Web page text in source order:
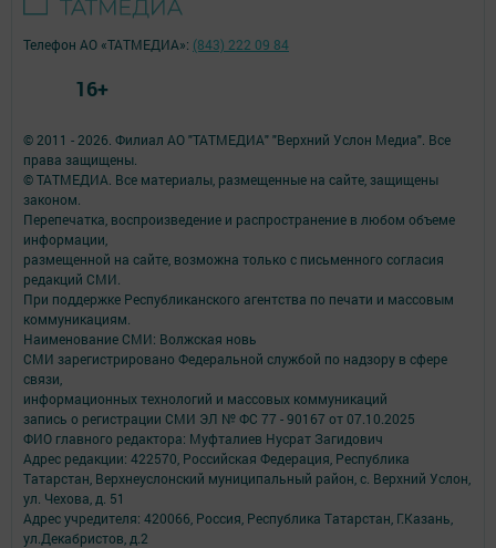
© 2011 - 2026. Филиал АО "ТАТМЕДИА" "Верхний Услон Медиа". Все
права защищены.
© ТАТМЕДИА. Все материалы, размещенные на сайте, защищены
законом.
Перепечатка, воспроизведение и распространение в любом объеме
информации,
размещенной на сайте, возможна только с письменного согласия
редакций СМИ.
При поддержке Республиканского агентства по печати и массовым
коммуникациям.
Наименование СМИ: Волжская новь
СМИ зарегистрировано Федеральной службой по надзору в сфере
связи,
информационных технологий и массовых коммуникаций
запись о регистрации СМИ ЭЛ № ФС 77 - 90167 от 07.10.2025
ФИО главного редактора: Муфталиев Нусрат Загидович
Адрес редакции: 422570, Российская Федерация, Республика
Татарстан, Верхнеуслонский муниципальный район, с. Верхний Услон,
ул. Чехова, д. 51
Адрес учредителя: 420066, Россия, Республика Татарстан, Г.Казань,
ул.Декабристов, д.2
Телефон АО «ТАТМЕДИА»: (843) 222 09 84
16+